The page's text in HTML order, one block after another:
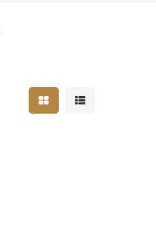
Mostrar resultados em
Mostrar